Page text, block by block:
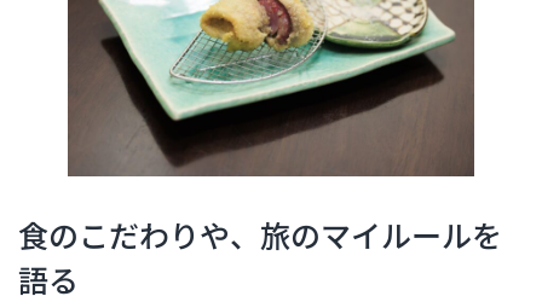
食のこだわりや、旅のマイルールを
語る